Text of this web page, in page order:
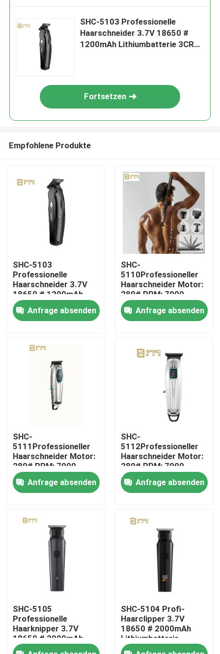
Startseite
Produkte
VR Show
Über uns
Fabrik Tour
Qualitätskontrolle
Nachrichten
Referenzen
Professioneller Haarschneider
Wiederaufladbare Haarknipfer
SHC-5103 Professionelle
Haarschneider 3.7V 18650 #
1200mAh Lithiumbatterie 3CR13
Fortsetzen
Empfohlene Produkte
SHC-5103
Professionelle
Haarschneider 3.7V
18650 # 1200mAh
Lithiumbatterie 3CR13
Edelstahl
Anfrage absenden
SHC-
5110Professioneller
Haarschneider Motor:
280# RPM: 7000
1400mAh
Lithiumbatterie
Anfrage absenden
SHC-
5111Professioneller
Haarschneider Motor:
280# RPM: 7000
1400mAh
Lithiumbatterie
Anfrage absenden
SHC-
5112Professioneller
Haarschneider Motor:
280# RPM: 7000
1400mAh
Lithiumbatterie
Anfrage absenden
SHC-5105
Professionelle
Haarknipper 3.7V
18650 # 2000mAh
Lithiumbatterie
SHC-5104 Profi-
Haarclipper 3.7V
18650 # 2000mAh
Lithiumbatterie